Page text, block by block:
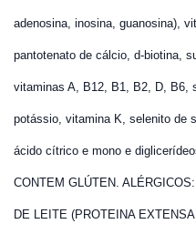
adenosina, inosina, guanosina),
pantotenato de cálcio, d-biotina,
vitaminas A, B12, B1, B2, D, B6,
potássio, vitamina K, selenito de
ácido cítrico e mono e
CONTEM GLÚTEN.
DE LEITE (PROTEINA